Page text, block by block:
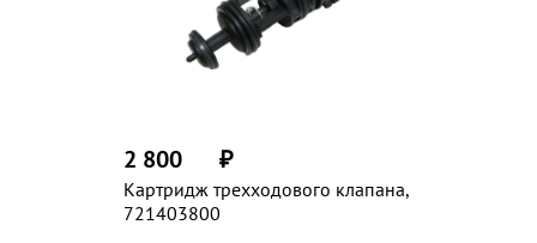
Картридж трехходового клапана,
721403800
2 800 ₽